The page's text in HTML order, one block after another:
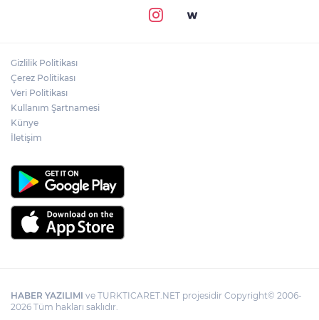
Gizlilik Politikası
Çerez Politikası
Veri Politikası
Kullanım Şartnamesi
Künye
İletişim
HABER YAZILIMI ve TURKTICARET.NET projesidir Copyright© 2006-
2026 Tüm hakları saklıdır.